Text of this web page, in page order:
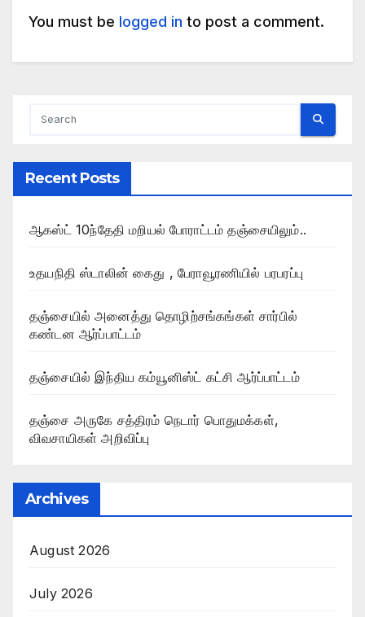
You must be logged in to post a comment.
Recent Posts
ஆகஸ்ட் 10ந்தேதி மறியல் போராட்டம் தஞ்சையிலும்..
உதயநிதி ஸ்டாலின் கைது , பேராவூரணியில் பரபரப்பு
தஞ்சையில் அனைத்து தொழிற்சங்கங்கள் சார்பில்
கண்டன ஆர்ப்பாட்டம்
தஞ்சையில் இந்திய கம்யூனிஸ்ட் கட்சி ஆர்ப்பாட்டம்
தஞ்சை அருகே சத்திரம் நெடார் பொதுமக்கள்,
விவசாயிகள் அறிவிப்பு
Archives
August 2026
July 2026